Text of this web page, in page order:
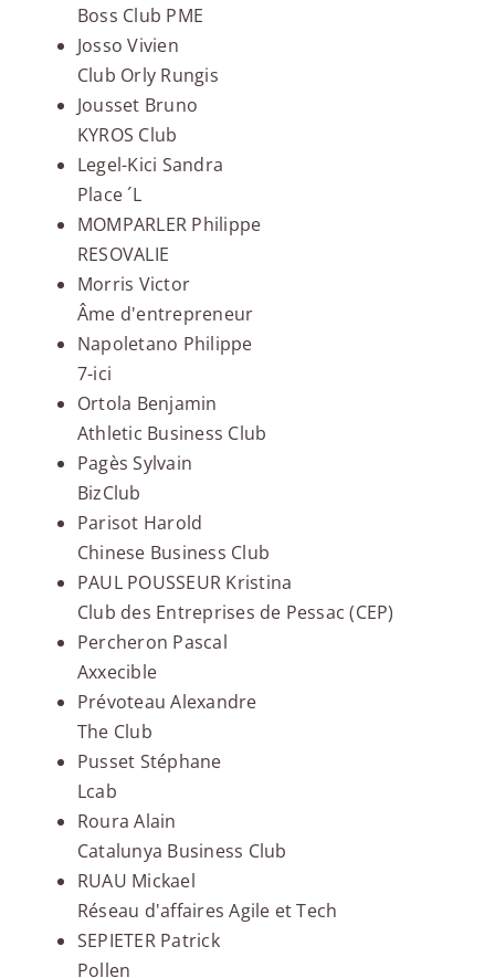
Boss Club PME
Josso Vivien
Club Orly Rungis
Jousset Bruno
KYROS Club
Legel-Kici Sandra
Place ´L
MOMPARLER Philippe
RESOVALIE
Morris Victor
Âme d'entrepreneur
Napoletano Philippe
7-ici
Ortola Benjamin
Athletic Business Club
Pagès Sylvain
BizClub
Parisot Harold
Chinese Business Club
PAUL POUSSEUR Kristina
Club des Entreprises de Pessac (CEP)
Percheron Pascal
Axxecible
Prévoteau Alexandre
The Club
Pusset Stéphane
Lcab
Roura Alain
Catalunya Business Club
RUAU Mickael
Réseau d'affaires Agile et Tech
SEPIETER Patrick
Pollen